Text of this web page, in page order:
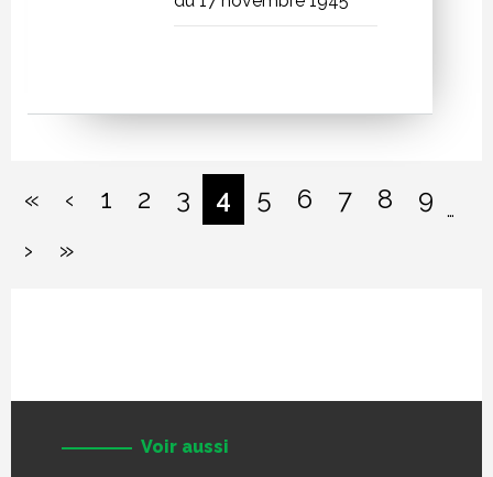
« « First
‹ 1 2 3 4 5 6 7 8 9 …
› »Last »
Voir aussi